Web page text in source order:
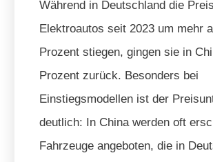
Während in Deutschland die
Elektroautos seit 2023 um mehr
Prozent stiegen, gingen sie in
Prozent zurück. Besonders bei
Einstiegsmodellen ist der
deutlich: In China werden oft
Fahrzeuge angeboten, die in